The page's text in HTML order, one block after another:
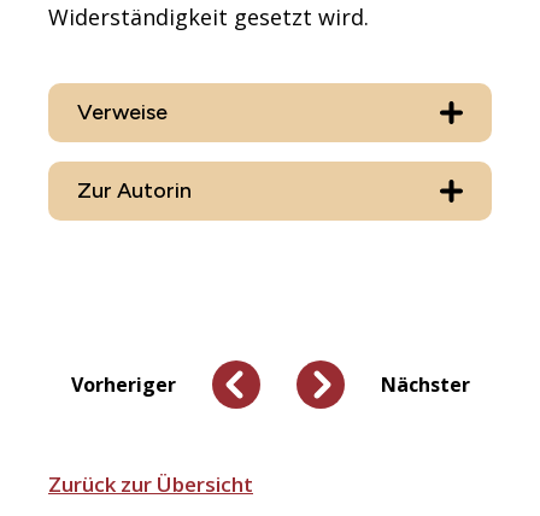
Widerständigkeit gesetzt wird.
Verweise
Zur Autorin
Vorheriger Nächster
Zurück zur Übersicht